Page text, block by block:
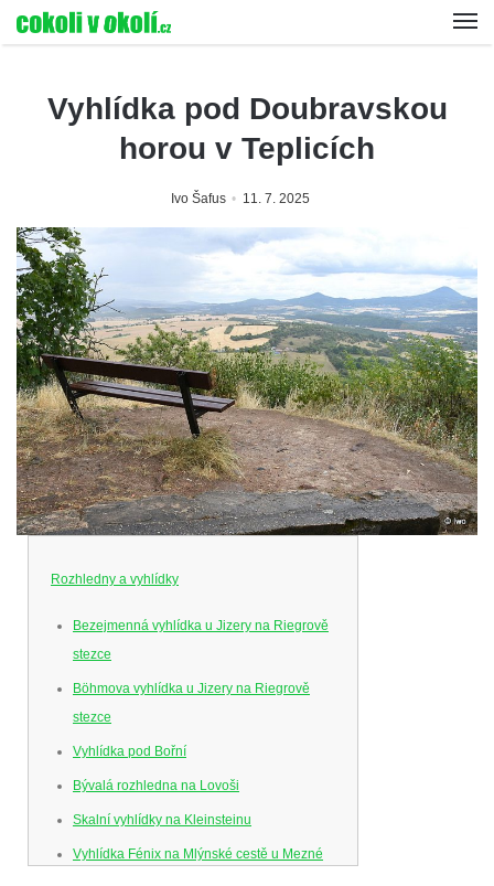
Vyhlídka pod Doubravskou
horou v Teplicích
Ivo Šafus 11. 7. 2025
Rozhledny a vyhlídky
Bezejmenná vyhlídka u Jizery na Riegrově
stezce
Böhmova vyhlídka u Jizery na Riegrově
stezce
Vyhlídka pod Bořní
Bývalá rozhledna na Lovoši
Skalní vyhlídky na Kleinsteinu
Vyhlídka Fénix na Mlýnské cestě u Mezné